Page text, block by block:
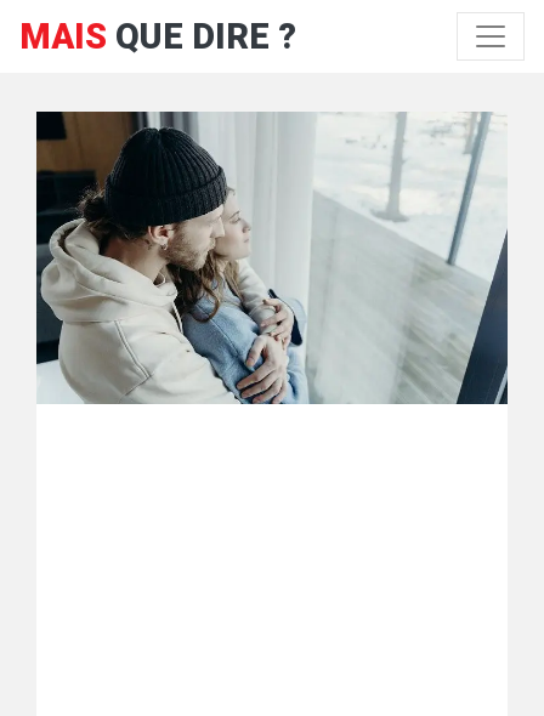
MAIS QUE DIRE ?